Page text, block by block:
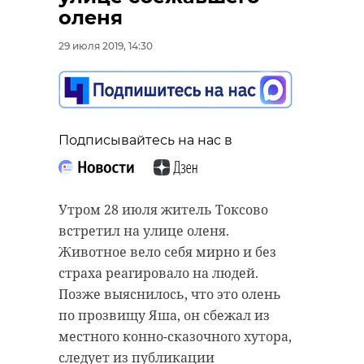
оленя
29 июля 2019, 14:30
Подписывайтесь на нас в
Утром 28 июля житель Токсово
встретил на улице оленя.
Животное вело себя мирно и без
страха реагировало на людей.
Позже выяснилось, что это олень
по прозвищу Яша, он сбежал из
местного конно-сказочного хутора,
следует из публикации
20 января 2021, 21:06
и его оператор снимали сюжет
про подсчет уток для местного
телеканала.
Они уже снимали последние
кадры у водоема. И тут к ним
подбежали взволнованные
местные мальчишки. Дети
“особняк с
привидениями” XIX
века
18 августа 2020, 16:53
Подписывайтесь на нас в
Сейчас расчищают рамы, снимают
старый слой краски.
Реставрируют уникальные
витражи в морском стиле.
Впереди шпаклевка дома,
утепление пенькой,